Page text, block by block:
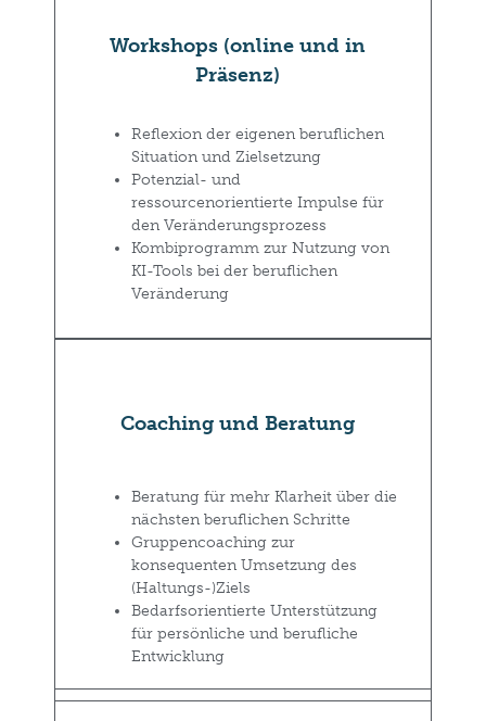
Workshops (online und in
Präsenz)
Reflexion der eigenen beruflichen
Situation und Zielsetzung
Potenzial- und
ressourcenorientierte Impulse für
den Veränderungsprozess
Kombiprogramm zur Nutzung von
KI-Tools bei der beruflichen
Veränderung
Coaching und Beratung
Beratung für mehr Klarheit über die
nächsten beruflichen Schritte
Gruppencoaching zur
konsequenten Umsetzung des
(Haltungs-)Ziels
Bedarfsorientierte Unterstützung
für persönliche und berufliche
Entwicklung